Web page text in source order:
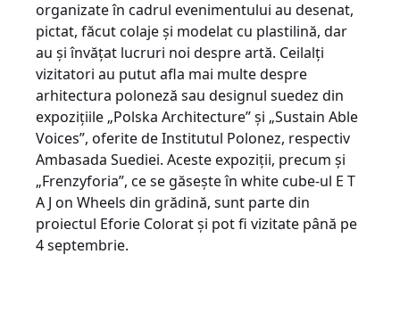
organizate în cadrul evenimentului au desenat,
pictat, făcut colaje și modelat cu plastilină, dar
au și învățat lucruri noi despre artă. Ceilalți
vizitatori au putut afla mai multe despre
arhitectura poloneză sau designul suedez din
expozițiile „Polska Architecture” și „Sustain Able
Voices”, oferite de Institutul Polonez, respectiv
Ambasada Suediei. Aceste expoziții, precum și
„Frenzyforia”, ce se găsește în white cube-ul E T
A J on Wheels din grădină, sunt parte din
proiectul Eforie Colorat și pot fi vizitate până pe
4 septembrie.